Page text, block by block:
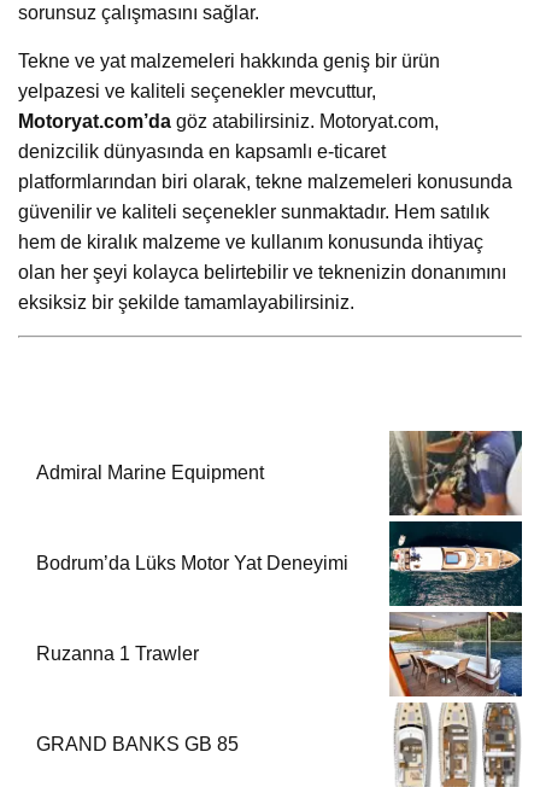
sorunsuz çalışmasını sağlar.
Tekne ve yat malzemeleri hakkında geniş bir ürün
yelpazesi ve kaliteli seçenekler mevcuttur,
Motoryat.com’da göz atabilirsiniz. Motoryat.com,
denizcilik dünyasında en kapsamlı e-ticaret
platformlarından biri olarak, tekne malzemeleri konusunda
güvenilir ve kaliteli seçenekler sunmaktadır. Hem satılık
hem de kiralık malzeme ve kullanım konusunda ihtiyaç
olan her şeyi kolayca belirtebilir ve teknenizin donanımını
eksiksiz bir şekilde tamamlayabilirsiniz.
Admiral Marine Equipment
Bodrum’da Lüks Motor Yat Deneyimi
Ruzanna 1 Trawler
GRAND BANKS GB 85